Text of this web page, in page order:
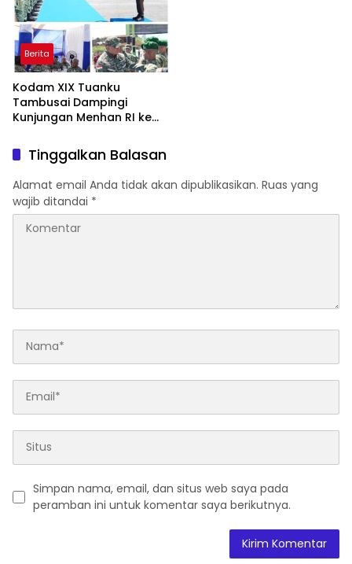
Berita
Kodam XIX Tuanku
Tambusai Dampingi
Kunjungan Menhan RI ke
Perkuat Pembangunan
Satuan
Tinggalkan Balasan
Alamat email Anda tidak akan dipublikasikan. Ruas yang
wajib ditandai *
Simpan nama, email, dan situs web saya pada
peramban ini untuk komentar saya berikutnya.